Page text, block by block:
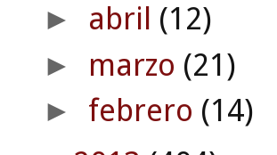
► abril (12)
► marzo (21)
► febrero (14)